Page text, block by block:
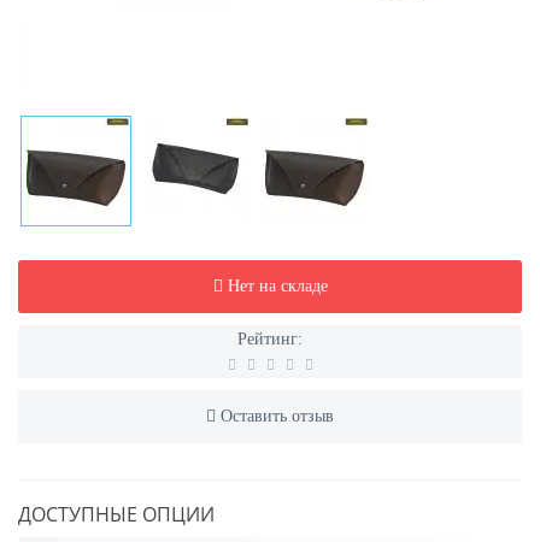
Нет на складе
Рейтинг:
Оставить отзыв
ДОСТУПНЫЕ ОПЦИИ